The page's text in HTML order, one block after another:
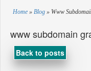
Home » Blog » Www
www subdomain
Back to posts